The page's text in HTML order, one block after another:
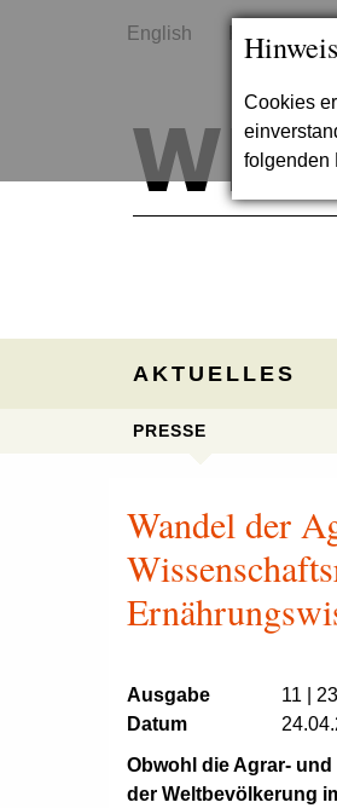
Cookies
folgenden
English
AKTUELLES
PRESSE
Wandel der
Ausgabe
11 | 23
Datum
Obwohl die Agrar-
der Weltbevölkerung